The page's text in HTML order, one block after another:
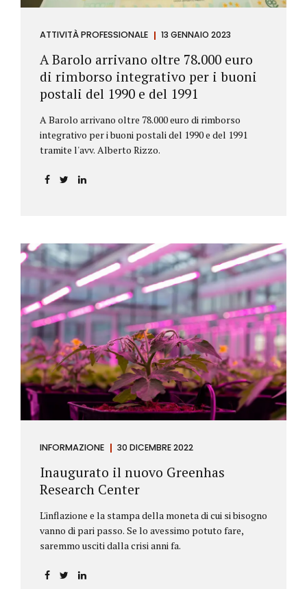
ATTIVITÀ PROFESSIONALE 13 GENNAIO 2023
A Barolo arrivano oltre 78.000 euro
di rimborso integrativo per i buoni
postali del 1990 e del 1991
A Barolo arrivano oltre 78.000 euro di rimborso
integrativo per i buoni postali del 1990 e del 1991
tramite l'avv. Alberto Rizzo.
INFORMAZIONE 30 DICEMBRE 2022
Inaugurato il nuovo Greenhas
Research Center
L'inflazione e la stampa della moneta di cui si bisogno
vanno di pari passo. Se lo avessimo potuto fare,
saremmo usciti dalla crisi anni fa.